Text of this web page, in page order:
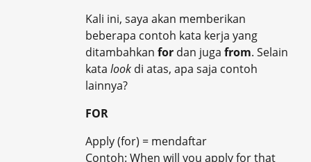
Kali ini, saya akan memberikan
beberapa contoh kata kerja yang
ditambahkanfor dan jugafrom. Selain
katalook di atas, apa saja contoh
lainnya?
FOR
Apply (for) = mendaftar
Contoh: When will you apply for that